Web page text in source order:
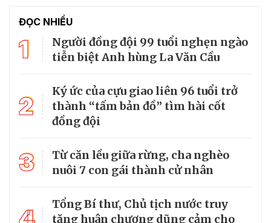
ĐỌC NHIỀU
1
Người đồng đội 99 tuổi nghẹn ngào
tiễn biệt Anh hùng La Văn Cầu
2
Ký ức của cựu giao liên 96 tuổi trở
thành “tấm bản đồ” tìm hài cốt
đồng đội
3
Từ căn lều giữa rừng, cha nghèo
nuôi 7 con gái thành cử nhân
Tổng Bí thư, Chủ tịch nước truy
tặng huân chương dũng cảm cho